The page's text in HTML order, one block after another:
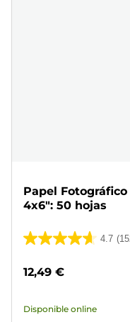
Papel Fotográfico
4x6": 50 hojas
4.7
4.7
5
152
12,49 €
Disponible online